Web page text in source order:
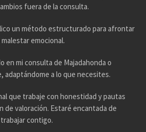
fuera de la consulta.
un método estructurado para afrontar
emocional.
en mi consulta de Majadahonda o
adaptándome a lo que necesites.
que trabaje con honestidad y pautas
de valoración. Estaré encantada de
contigo.